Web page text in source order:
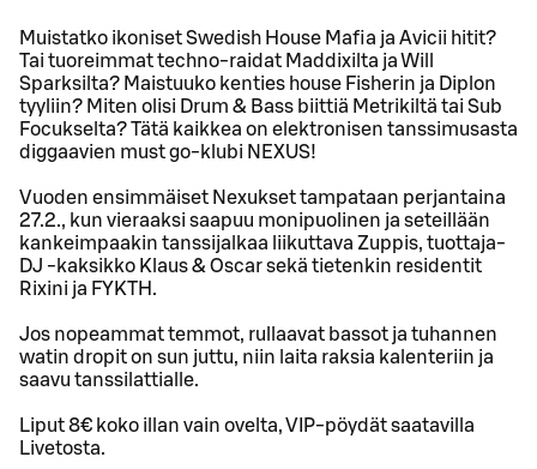
Muistatko ikoniset Swedish House Mafia ja Avicii hitit?
Tai tuoreimmat techno-raidat Maddixilta ja Will
Sparksilta? Maistuuko kenties house Fisherin ja Diplon
tyyliin? Miten olisi Drum & Bass biittiä Metrikiltä tai Sub
Focukselta? Tätä kaikkea on elektronisen tanssimusasta
diggaavien must go-klubi NEXUS!
Vuoden ensimmäiset Nexukset tampataan perjantaina
27.2., kun vieraaksi saapuu monipuolinen ja seteillään
kankeimpaakin tanssijalkaa liikuttava Zuppis, tuottaja-
DJ -kaksikko Klaus & Oscar sekä tietenkin residentit
Rixini ja FYKTH.
Jos nopeammat temmot, rullaavat bassot ja tuhannen
watin dropit on sun juttu, niin laita raksia kalenteriin ja
saavu tanssilattialle.
Liput 8€ koko illan vain ovelta, VIP-pöydät saatavilla
Livetosta.